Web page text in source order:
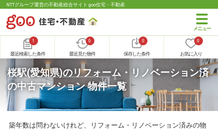
NTTグループ運営の不動産総合サイト goo住宅・不動産
1
最近検索した条件
0
最近見た物件
0
保存した条件
0
お気に入り
桜駅(愛知県)のリフォーム・リノベーション済
の中古マンション 物件一覧
築年数は問わないけれど、リフォーム・リノベーション済みの物